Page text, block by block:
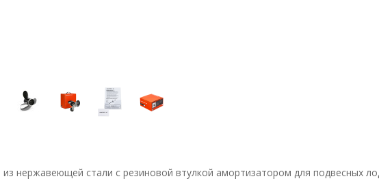
из нержавеющей стали с резиновой втулкой амортизатором для подвесных